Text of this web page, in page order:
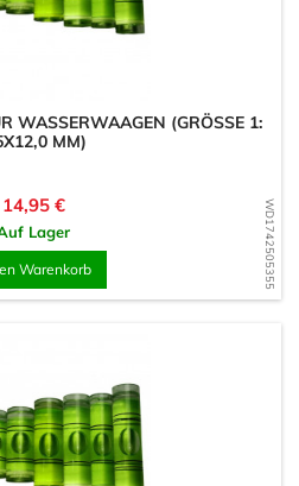
WD1742505355
WASSERWAAGEN (GRÖSSE 1: 4
MM)
Preis
14,95 €
Lager
Warenkorb